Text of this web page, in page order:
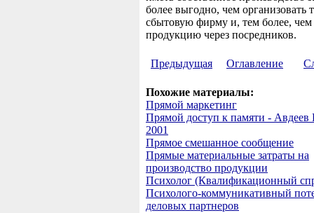
более выгодно, чем организовать
сбытовую фирму и, тем более, чем
продукцию через посредников.
Предыдущая Оглавление
Похожие материалы:
Прямой маркетинг
Прямой доступ к памяти -
2001
Прямое смешанное сообщение
Прямые материальные затраты на
производство продукции
Психолог (Квалификационный
Психолого-коммуникативный
деловых партнеров